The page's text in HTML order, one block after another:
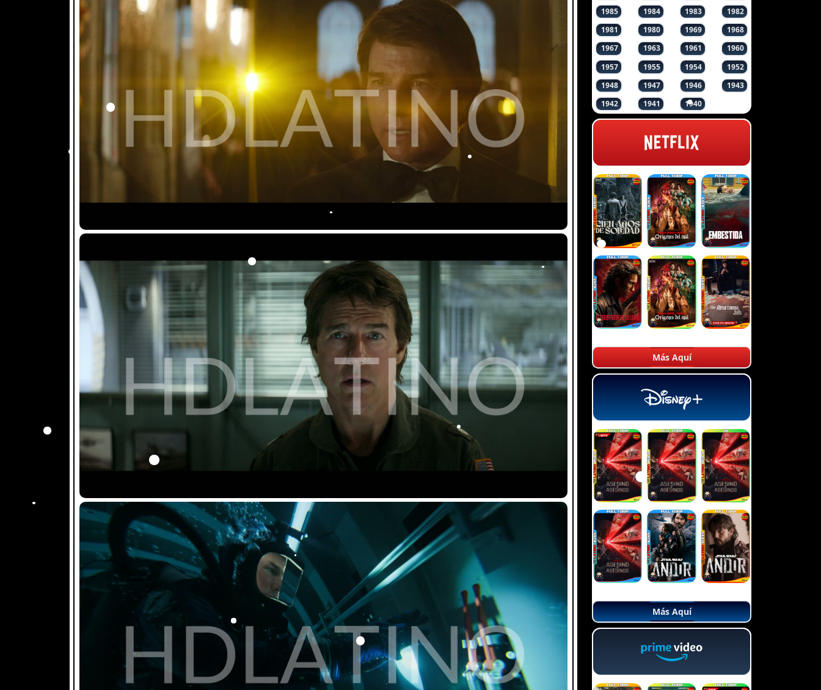
1985
1984 1983
1982
1981
1980 1969
1968
1967
1963 1961
1960
1957
1955 1954
1952
1948
1947 1946
1943
1942
1941 1940
Más Aquí
Más Aquí